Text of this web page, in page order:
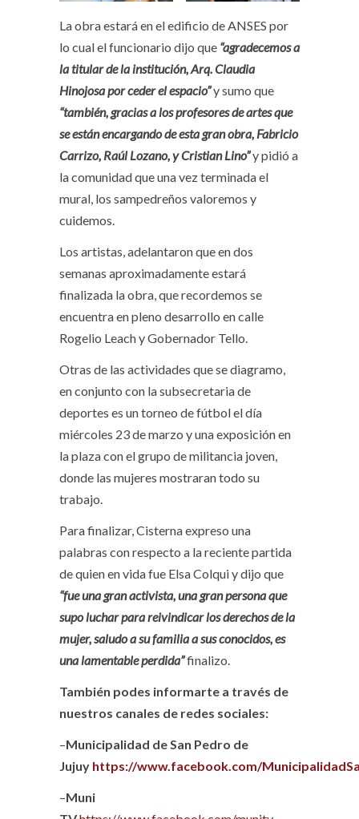
La obra estará en el edificio de ANSES por
lo cual el funcionario dijo que “agradecemos a
la titular de la institución, Arq. Claudia
Hinojosa por ceder el espacio”y sumo que
“también, gracias a los profesores de artes que
se están encargando de esta gran obra, Fabricio
Carrizo, Raúl Lozano, y Cristian Lino”y pidió a
la comunidad que una vez terminada el
mural, los sampedreños valoremos y
cuidemos.
Los artistas, adelantaron que en dos
semanas aproximadamente estará
finalizada la obra, que recordemos se
encuentra en pleno desarrollo en calle
Rogelio Leach y Gobernador Tello.
Otras de las actividades que se diagramo,
en conjunto con la subsecretaria de
deportes es un torneo de fútbol el día
miércoles 23 de marzo y una exposición en
la plaza con el grupo de militancia joven,
donde las mujeres mostraran todo su
trabajo.
Para finalizar, Cisterna expreso una
palabras con respecto a la reciente partida
de quien en vida fue Elsa Colqui y dijo que
“fue una gran activista, una gran persona que
supo luchar para reivindicar los derechos de la
mujer, saludo a su familia a sus conocidos, es
una lamentable perdida”finalizo.
También podes informarte a través de
nuestros canales de redes sociales:
–Municipalidad de San Pedro de
Jujuy https://www.facebook.com/
–Muni